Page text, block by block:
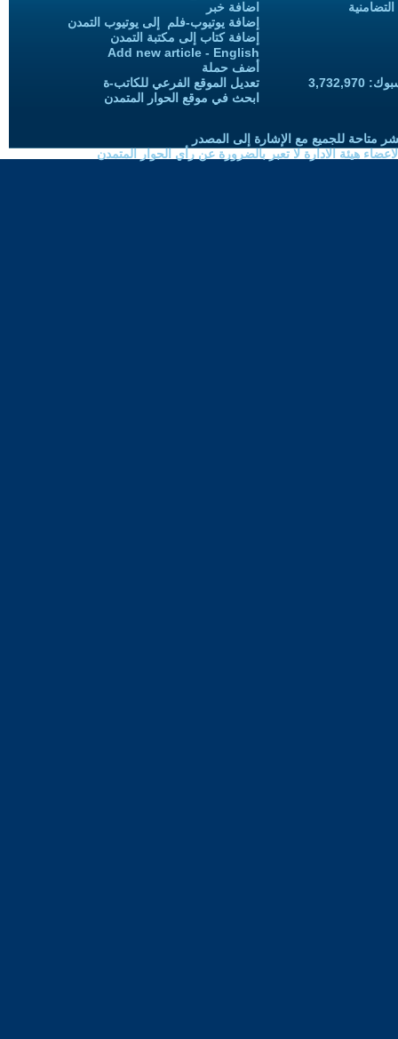
اضافة خبر
إضافة يوتيوب-فلم إلى يوتيوب التمدن
إضافة كتاب إلى مكتبة التمدن
Add new article - English
أضف حملة
تعديل الموقع الفرعي للكاتب-ة
ابحث في موقع الحوار المتمدن
متاحة للجميع مع الإشارة إلى المصدر
هيئة الادارة لا تعبر بالضرورة عن رأي الحوار المتمدن